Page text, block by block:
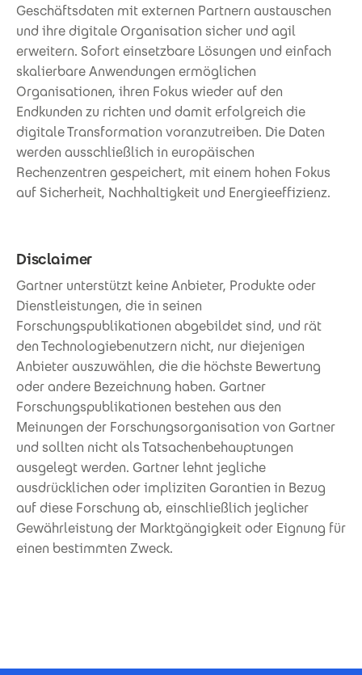
Geschäftsdaten mit externen Partnern austauschen
und ihre digitale Organisation sicher und agil
erweitern. Sofort einsetzbare Lösungen und einfach
skalierbare Anwendungen ermöglichen
Organisationen, ihren Fokus wieder auf den
Endkunden zu richten und damit erfolgreich die
digitale Transformation voranzutreiben. Die Daten
werden ausschließlich in europäischen
Rechenzentren gespeichert, mit einem hohen Fokus
auf Sicherheit, Nachhaltigkeit und Energieeffizienz.
Disclaimer
Gartner unterstützt keine Anbieter, Produkte oder
Dienstleistungen, die in seinen
Forschungspublikationen abgebildet sind, und rät
den Technologiebenutzern nicht, nur diejenigen
Anbieter auszuwählen, die die höchste Bewertung
oder andere Bezeichnung haben. Gartner
Forschungspublikationen bestehen aus den
Meinungen der Forschungsorganisation von Gartner
und sollten nicht als Tatsachenbehauptungen
ausgelegt werden. Gartner lehnt jegliche
ausdrücklichen oder impliziten Garantien in Bezug
auf diese Forschung ab, einschließlich jeglicher
Gewährleistung der Marktgängigkeit oder Eignung für
einen bestimmten Zweck.